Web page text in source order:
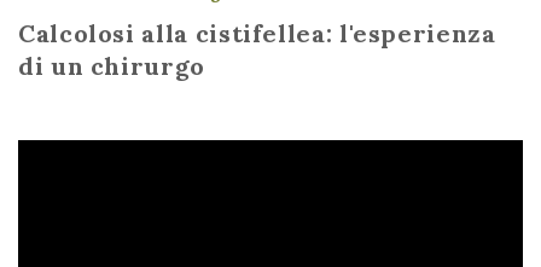
Calcolosi alla cistifellea: l'esperienza
di un chirurgo